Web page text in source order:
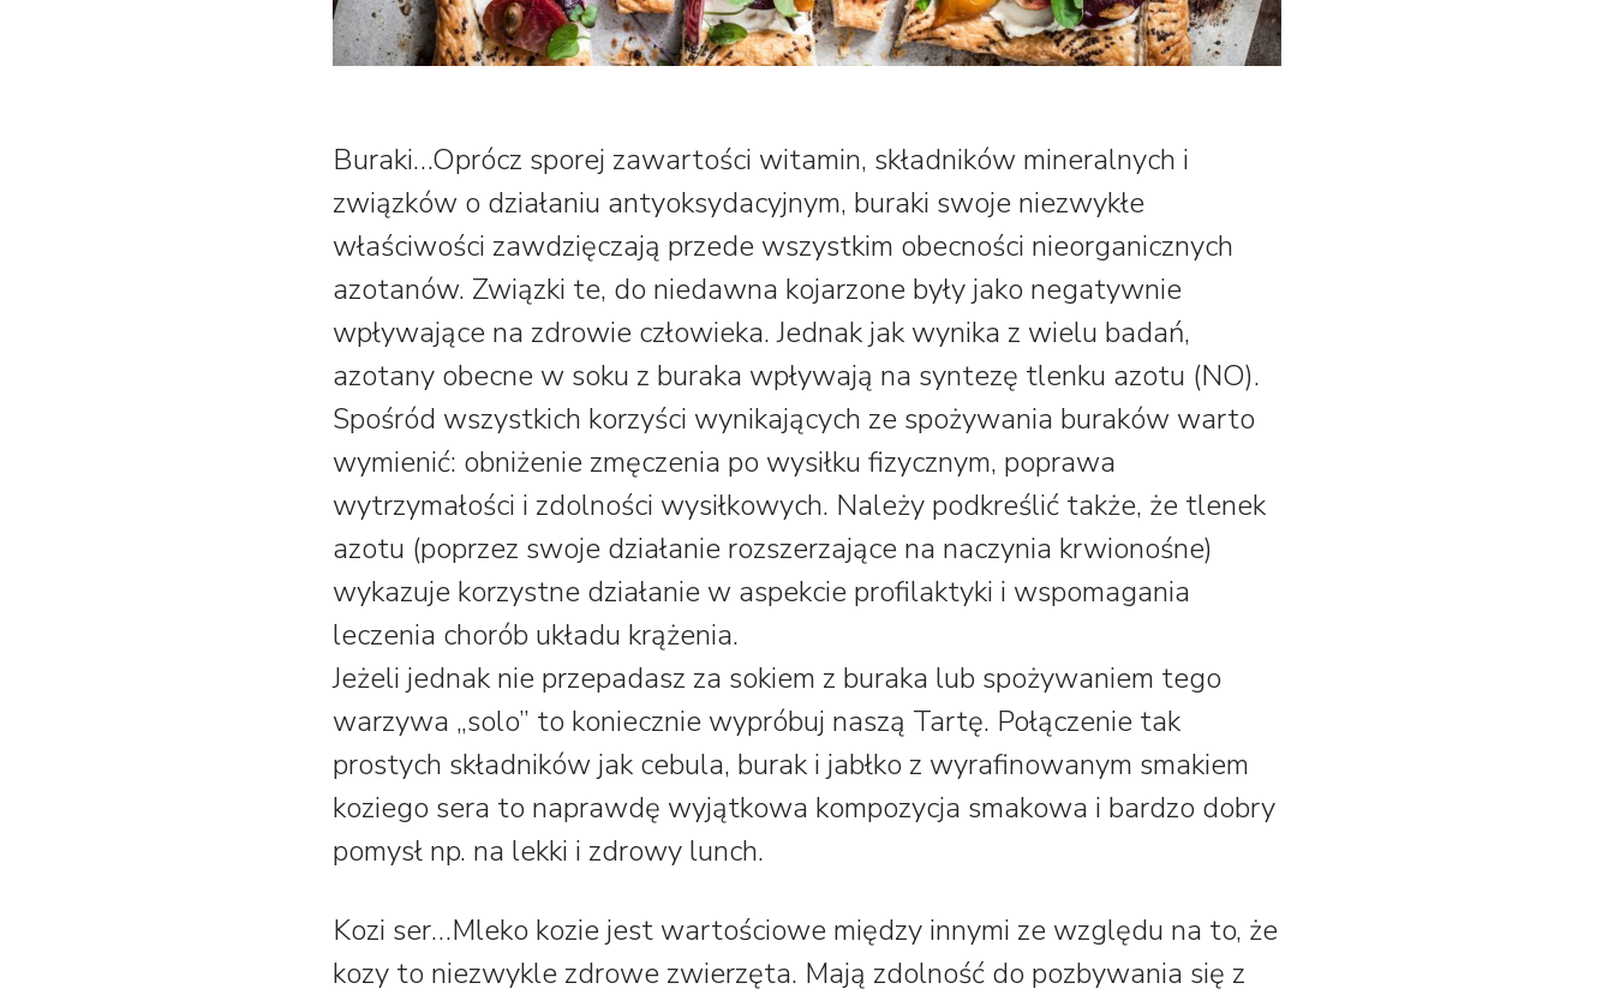
Buraki…Oprócz sporej zawartości witamin, składników mineralnych i
związków o działaniu antyoksydacyjnym, buraki swoje niezwykłe
właściwości zawdzięczają przede wszystkim obecności nieorganicznych
azotanów. Związki te, do niedawna kojarzone były jako negatywnie
wpływające na zdrowie człowieka. Jednak jak wynika z wielu badań,
azotany obecne w soku z buraka wpływają na syntezę tlenku azotu (NO).
Spośród wszystkich korzyści wynikających ze spożywania buraków warto
wymienić: obniżenie zmęczenia po wysiłku fizycznym, poprawa
wytrzymałości i zdolności wysiłkowych. Należy podkreślić także, że tlenek
azotu (poprzez swoje działanie rozszerzające na naczynia krwionośne)
wykazuje korzystne działanie w aspekcie profilaktyki i wspomagania
leczenia chorób układu krążenia.
Jeżeli jednak nie przepadasz za sokiem z buraka lub spożywaniem tego
warzywa „solo” to koniecznie wypróbuj naszą Tartę. Połączenie tak
prostych składników jak cebula, burak i jabłko z wyrafinowanym smakiem
koziego sera to naprawdę wyjątkowa kompozycja smakowa i bardzo dobry
pomysł np. na lekki i zdrowy lunch.
Kozi ser…Mleko kozie jest wartościowe między innymi ze względu na to, że
kozy to niezwykle zdrowe zwierzęta. Mają zdolność do pozbywania się z